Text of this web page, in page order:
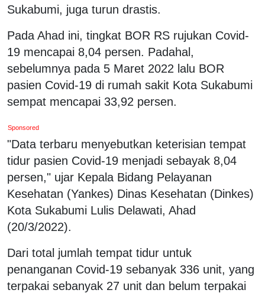
Sukabumi, juga turun drastis.
Pada Ahad ini, tingkat BOR RS rujukan Covid-
19 mencapai 8,04 persen. Padahal,
sebelumnya pada 5 Maret 2022 lalu BOR
pasien Covid-19 di rumah sakit Kota Sukabumi
sempat mencapai 33,92 persen.
Sponsored
"Data terbaru menyebutkan keterisian tempat
tidur pasien Covid-19 menjadi sebayak 8,04
persen," ujar Kepala Bidang Pelayanan
Kesehatan (Yankes) Dinas Kesehatan (Dinkes)
Kota Sukabumi Lulis Delawati, Ahad
(20/3/2022).
Dari total jumlah tempat tidur untuk
penanganan Covid-19 sebanyak 336 unit, yang
terpakai sebanyak 27 unit dan belum terpakai